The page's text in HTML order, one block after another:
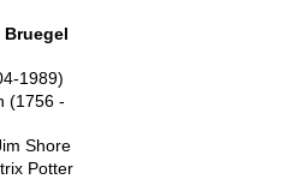
Bruegel
1989)
(1756 -
Shore
Potter